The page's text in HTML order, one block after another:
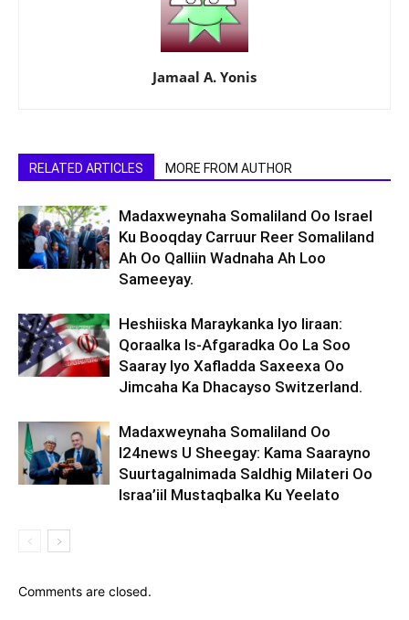
Jamaal A. Yonis
RELATED ARTICLES MORE FROM AUTHOR
Madaxweynaha Somaliland Oo Israel
Ku Booqday Carruur Reer Somaliland
Ah Oo Qalliin Wadnaha Ah Loo
Sameeyay.
Heshiiska Maraykanka Iyo Iiraan:
Qoraalka Is-Afgaradka Oo La Soo
Saaray Iyo Xafladda Saxeexa Oo
Jimcaha Ka Dhacayso Switzerland.
Madaxweynaha Somaliland Oo
I24news U Sheegay: Kama Saarayno
Suurtagalnimada Saldhig Milateri Oo
Israa’iil Mustaqbalka Ku Yeelato
Comments are closed.